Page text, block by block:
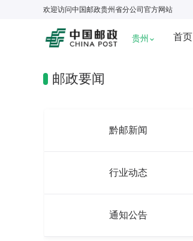
欢迎访问中国邮政贵州省分公司 官方网站
贵州 首页
邮政要闻
黔邮新闻
行业动态
通知公告